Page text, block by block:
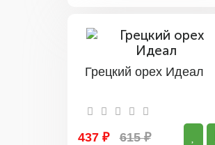
Грецкий орех Идеал
437 ₽ 615 ₽